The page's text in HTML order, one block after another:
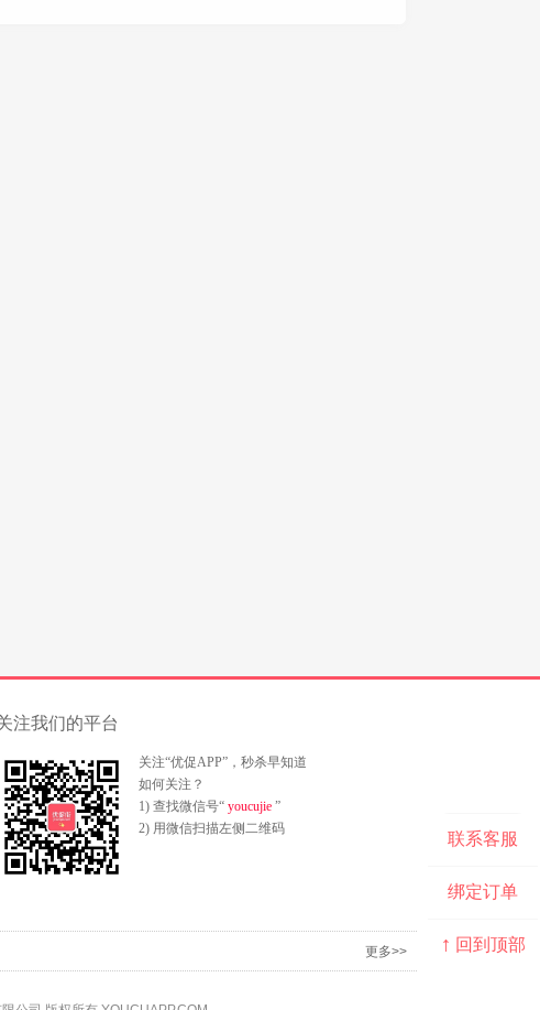
联系客服
绑定订单
↑ 回到顶部
注我们的平台
关注“优促APP”，秒杀早知道
如何关注？
1) 查找微信号“ youcujie ”
2) 用微信扫描左侧二维码
更多>>